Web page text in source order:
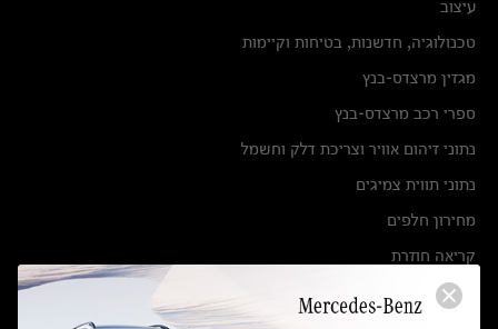
עיצוב
טכנולוגיה, חדשנות, בטיחות וקיימות
מגזין מרצדס-בנץ
ספרי רכב מרצדס-בנץ
נתוני זיהום אוויר וצריכת דלק וחשמל
נתוני תווית צמיגים
מחירון חלפים
קריאה חוזרת
הודעה על הטבות לרכבי מרצדס בהסדר פשרה בתצ 56447-02-19